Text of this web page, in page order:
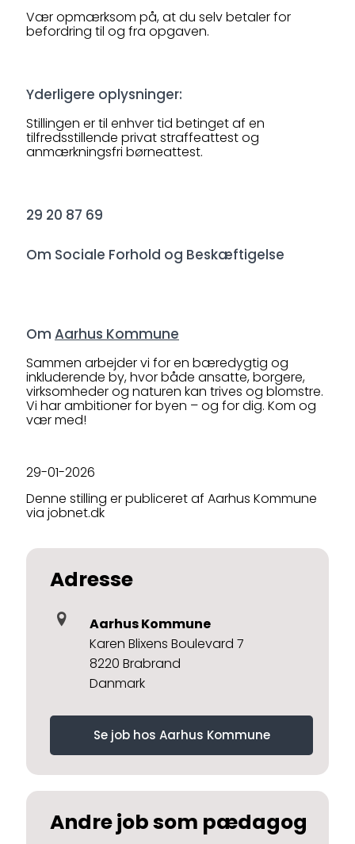
Vær opmærksom på, at du selv betaler for
befordring til og fra opgaven.
Yderligere oplysninger:
Stillingen er til enhver tid betinget af en
tilfredsstillende privat straffeattest og
anmærkningsfri børneattest.
29 20 87 69
Om Sociale Forhold og Beskæftigelse
Om Aarhus Kommune
Sammen arbejder vi for en bæredygtig og
inkluderende by, hvor både ansatte, borgere,
virksomheder og naturen kan trives og blomstre.
Vi har ambitioner for byen – og for dig. Kom og
vær med!
29-01-2026
Denne stilling er publiceret af Aarhus Kommune
via jobnet.dk
Adresse
Aarhus Kommune
Karen Blixens Boulevard 7
8220 Brabrand
Danmark
Se job hos Aarhus Kommune
Andre job som pædagog